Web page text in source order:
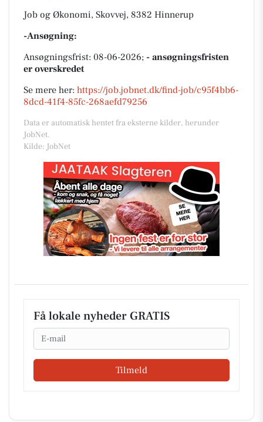
Job og Økonomi, Skovvej, 8382 Hinnerup
-Ansøgning:
Ansøgningsfrist: 08-06-2026; - ansøgningsfristen
er overskredet
Se mere her: https://job.jobnet.dk/find-job/c95f4bb6-
8dcd-41f4-85fc-268aefd79256
Data er automatisk hentet fra eksterne kilder, herunder
JobNet.
Kilde: JobNet
Få lokale nyheder GRATIS
Email
Tilmeld